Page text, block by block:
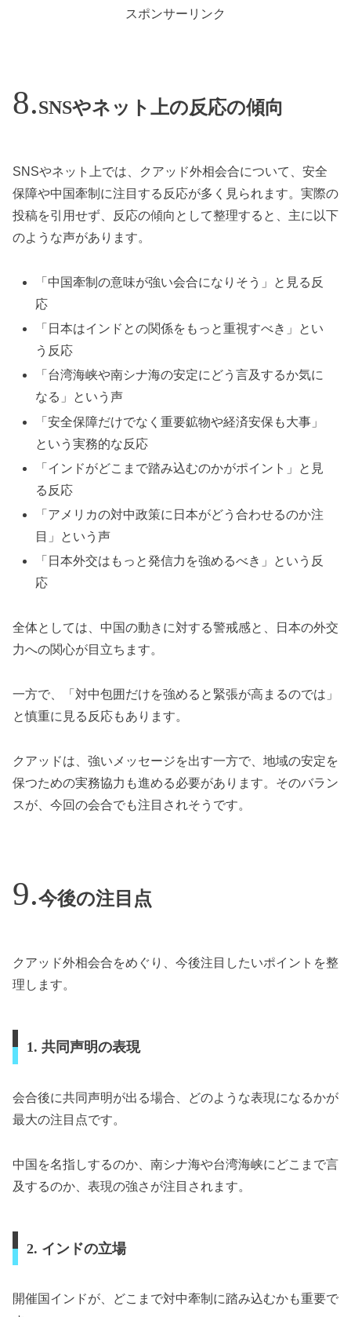
スポンサーリンク
SNSやネット上の反応の傾向
SNSやネット上では、クアッド外相会合について、安全
保障や中国牽制に注目する反応が多く見られます。実際の
投稿を引用せず、反応の傾向として整理すると、主に以下
のような声があります。
「中国牽制の意味が強い会合になりそう」と見る反
応
「日本はインドとの関係をもっと重視すべき」とい
う反応
「台湾海峡や南シナ海の安定にどう言及するか気に
なる」という声
「安全保障だけでなく重要鉱物や経済安保も大事」
という実務的な反応
「インドがどこまで踏み込むのかがポイント」と見
る反応
「アメリカの対中政策に日本がどう合わせるのか注
目」という声
「日本外交はもっと発信力を強めるべき」という反
応
全体としては、中国の動きに対する警戒感と、日本の外交
力への関心が目立ちます。
一方で、「対中包囲だけを強めると緊張が高まるのでは」
と慎重に見る反応もあります。
クアッドは、強いメッセージを出す一方で、地域の安定を
保つための実務協力も進める必要があります。そのバラン
スが、今回の会合でも注目されそうです。
今後の注目点
クアッド外相会合をめぐり、今後注目したいポイントを整
理します。
1. 共同声明の表現
会合後に共同声明が出る場合、どのような表現になるかが
最大の注目点です。
中国を名指しするのか、南シナ海や台湾海峡にどこまで言
及するのか、表現の強さが注目されます。
2. インドの立場
開催国インドが、どこまで対中牽制に踏み込むかも重要で